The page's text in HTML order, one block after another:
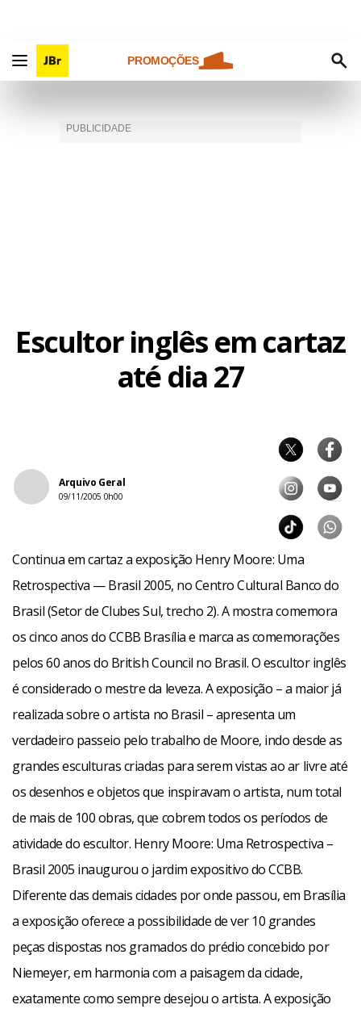
PROMOÇÕES
Escultor inglês em cartaz
até dia 27
Arquivo Geral
09/11/2005 0h00
Continua em cartaz a exposição Henry Moore: Uma
Retrospectiva — Brasil 2005, no Centro Cultural Banco do
Brasil (Setor de Clubes Sul, trecho 2). A mostra comemora
os cinco anos do CCBB Brasília e marca as comemorações
pelos 60 anos do British Council no Brasil. O escultor inglês
é considerado o mestre da leveza. A exposição – a maior já
realizada sobre o artista no Brasil – apresenta um
verdadeiro passeio pelo trabalho de Moore, indo desde as
grandes esculturas criadas para serem vistas ao ar livre até
os desenhos e objetos que inspiravam o artista, num total
de mais de 100 obras, que cobrem todos os períodos de
atividade do escultor. Henry Moore: Uma Retrospectiva –
Brasil 2005 inaugurou o jardim expositivo do CCBB.
Diferente das demais cidades por onde passou, em Brasília
a exposição oferece a possibilidade de ver 10 grandes
peças dispostas nos gramados do prédio concebido por
Niemeyer, em harmonia com a paisagem da cidade,
exatamente como sempre desejou o artista. A exposição